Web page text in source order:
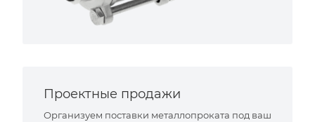
Проектные продажи
Организуем поставки металлопроката под ваш